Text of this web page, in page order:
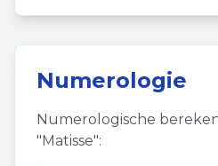
Numerologie
Numerologische
"Matisse":